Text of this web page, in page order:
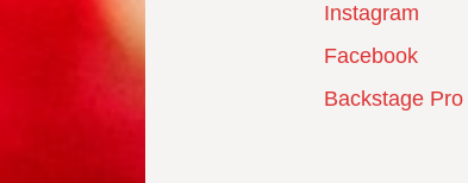
Instagram
Facebook
Backstage Pro